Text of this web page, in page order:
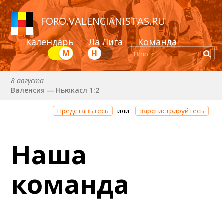
FORO.VALENCIANISTAS.RU
Календарь Ла Лига Команда
Н
М
8 августа
Валенсия — Ньюкасл 1:2
Через 11 дней 21 час 3 минуты
Валенсия — Сельта
Валенсия — Бетис
30 августа (вс) в 19:30 (исп)
6 сентября (вс) в 16:15 (исп)
Представьтесь или зарегистрируйтесь
Наша
команда